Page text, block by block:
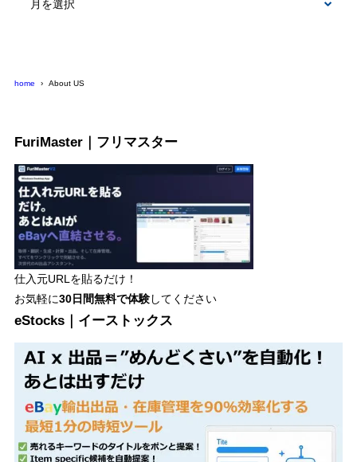
home About US
FuriMaster｜フリマスター
仕入元URLを貼るだけ！
お気軽に30日間無料で体験してください
eStocks｜イーストックス